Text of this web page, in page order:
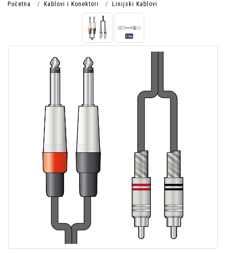
Početna Kablovi i Konektori Linijski Kablovi